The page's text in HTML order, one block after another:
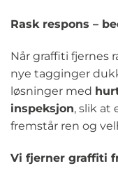
Rask respons –
Når graffiti fjernes
nye tagginger
løsninger med
inspeksjon, slik at
fremstår ren og
Vi fjerner graffiti